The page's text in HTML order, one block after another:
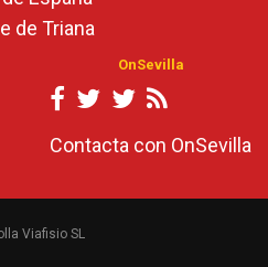
de Triana
OnSevilla
Contacta con OnSevilla
Viafisio SL